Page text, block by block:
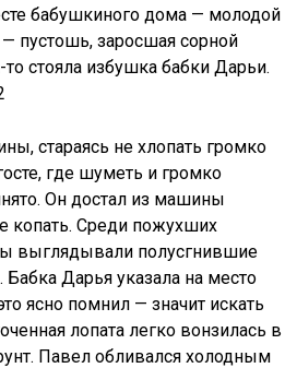
бабушкиного дома — молодой
пустошь, заросшая сорной
стояла избушка бабки Дарьи.
стараясь не хлопать громко
где шуметь и громко
Он достал из машины
копать. Среди пожухших
выглядывали полусгнившие
Дарья указала на место
ясно помнил — значит искать
лопата легко вонзилась в
Павел обливался холодным